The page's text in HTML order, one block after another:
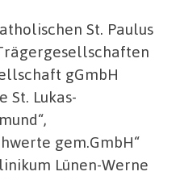
St. Paulus
gGmbH
St. Lukas-
gem.GmbH“
Lünen-Werne